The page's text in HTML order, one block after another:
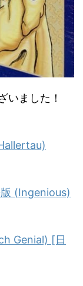
いました！
(Ingenious)
Genial) [日